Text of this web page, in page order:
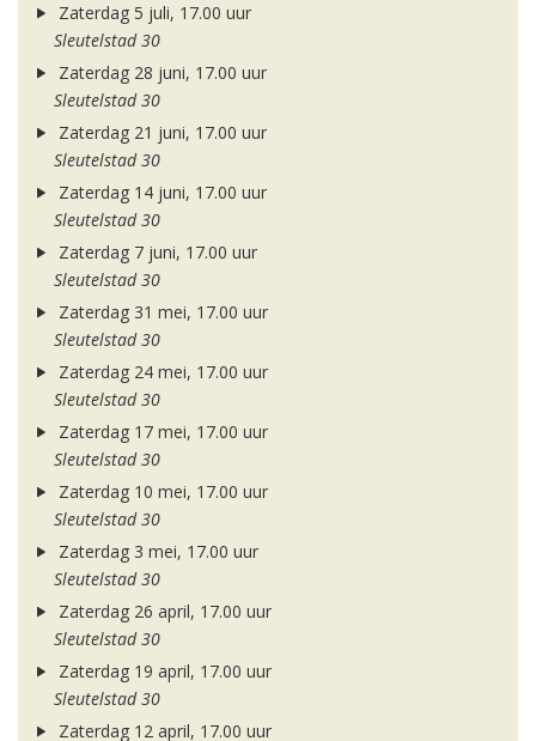
Zaterdag 5 juli, 17.00 uur
Sleutelstad 30
Zaterdag 28 juni, 17.00 uur
Sleutelstad 30
Zaterdag 21 juni, 17.00 uur
Sleutelstad 30
Zaterdag 14 juni, 17.00 uur
Sleutelstad 30
Zaterdag 7 juni, 17.00 uur
Sleutelstad 30
Zaterdag 31 mei, 17.00 uur
Sleutelstad 30
Zaterdag 24 mei, 17.00 uur
Sleutelstad 30
Zaterdag 17 mei, 17.00 uur
Sleutelstad 30
Zaterdag 10 mei, 17.00 uur
Sleutelstad 30
Zaterdag 3 mei, 17.00 uur
Sleutelstad 30
Zaterdag 26 april, 17.00 uur
Sleutelstad 30
Zaterdag 19 april, 17.00 uur
Sleutelstad 30
Zaterdag 12 april, 17.00 uur